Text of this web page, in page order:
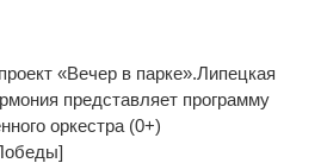
«Вечер в парке».Липецкая
представляет программу
оркестра (0+)